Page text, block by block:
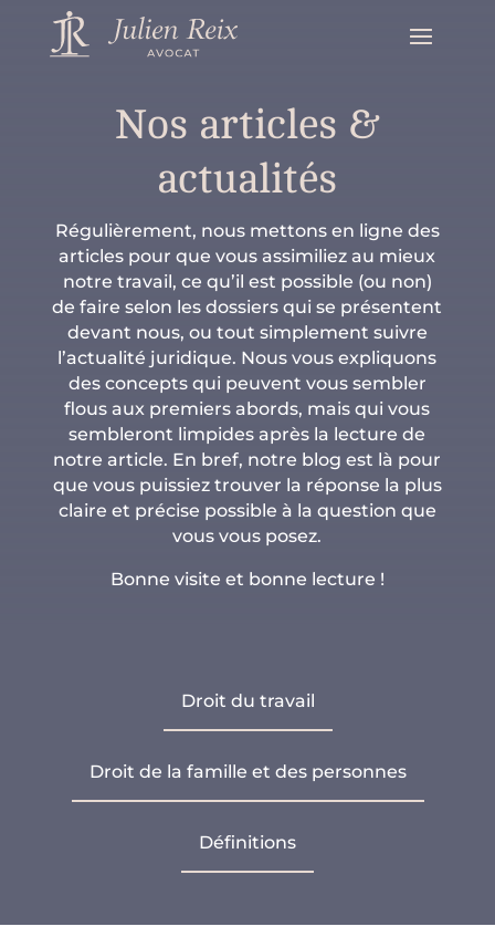
Nos articles &
actualités
Régulièrement, nous mettons en ligne des
articles pour que vous assimiliez au mieux
notre travail, ce qu’il est possible (ou non)
de faire selon les dossiers qui se présentent
devant nous, ou tout simplement suivre
l’actualité juridique. Nous vous expliquons
des concepts qui peuvent vous sembler
flous aux premiers abords, mais qui vous
sembleront limpides après la lecture de
notre article. En bref, notre blog est là pour
que vous puissiez trouver la réponse la plus
claire et précise possible à la question que
vous vous posez.
Bonne visite et bonne lecture !
Droit du travail
Droit de la famille et des personnes
Définitions